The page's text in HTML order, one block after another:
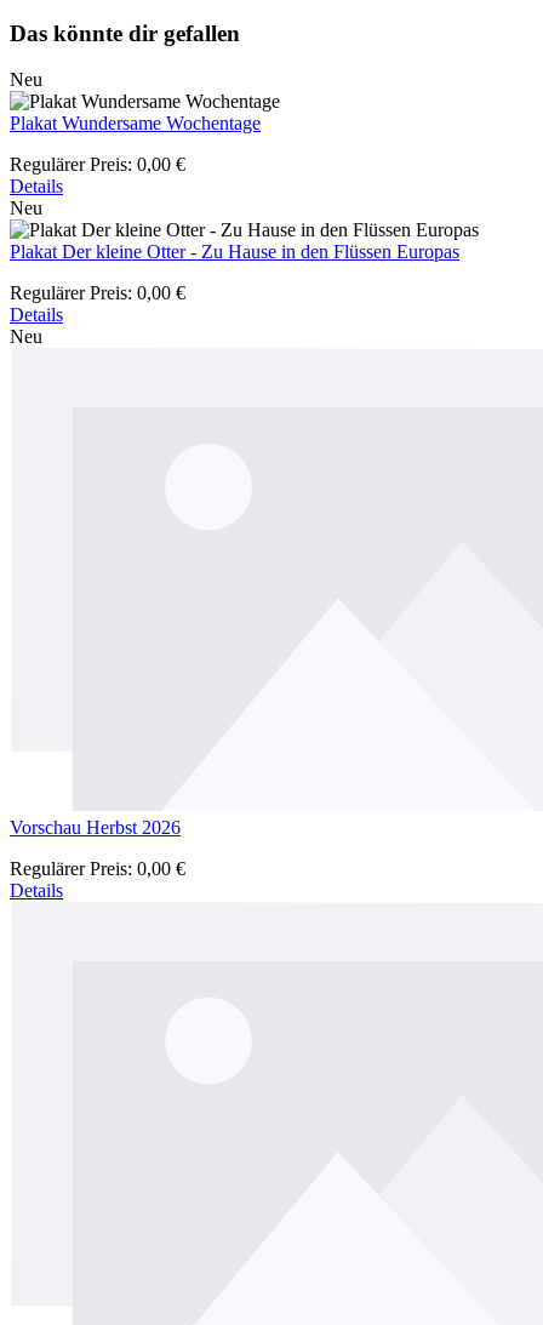
Das könnte dir gefallen
Neu
Plakat Wundersame Wochentage
Regulärer Preis: 0,00 €
Details
Neu
Plakat Der kleine Otter - Zu Hause in den Flüssen Europas
Regulärer Preis: 0,00 €
Details
Neu
Vorschau Herbst 2026
Regulärer Preis: 0,00 €
Details